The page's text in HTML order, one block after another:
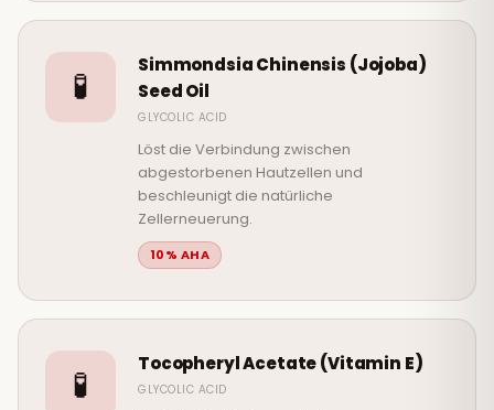
🧪
Simmondsia Chinensis (Jojoba)
Seed Oil
GLYCOLIC ACID
Löst die Verbindung zwischen
abgestorbenen Hautzellen und
beschleunigt die natürliche
Zellerneuerung.
10% AHA
🧪
Tocopheryl Acetate (Vitamin E)
GLYCOLIC ACID